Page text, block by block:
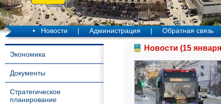
Новости | Администрация | Обратная связь
Экономика
Документы
Стратегическое
планирование
Новости (15